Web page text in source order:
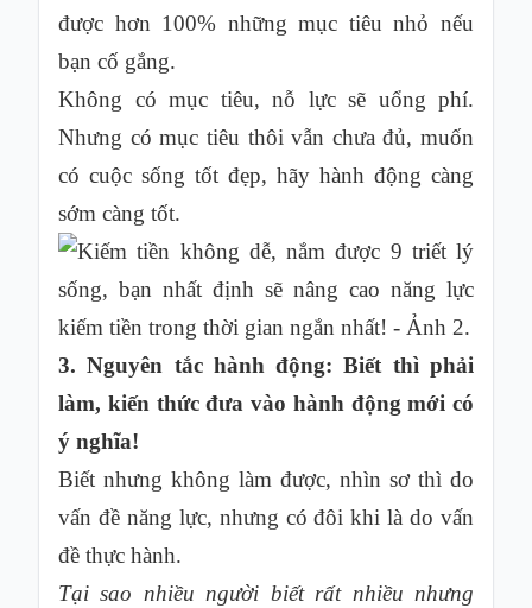
được hơn 100% những mục tiêu nhỏ nếu
bạn cố gắng.
Không có mục tiêu, nỗ lực sẽ uổng phí.
Nhưng có mục tiêu thôi vẫn chưa đủ, muốn
có cuộc sống tốt đẹp, hãy hành động càng
sớm càng tốt.
3. Nguyên tắc hành động: Biết thì phải
làm, kiến thức đưa vào hành động mới có
ý nghĩa!
Biết nhưng không làm được, nhìn sơ thì do
vấn đề năng lực, nhưng có đôi khi là do vấn
đề thực hành.
Tại sao nhiều người biết rất nhiều nhưng